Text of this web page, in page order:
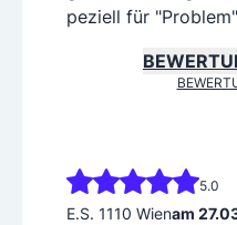
peziell für
5.0
E.S. 1110 Wienam